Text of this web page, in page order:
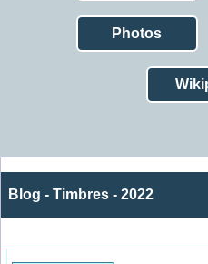
Photos
Blog - Timbres - 2022